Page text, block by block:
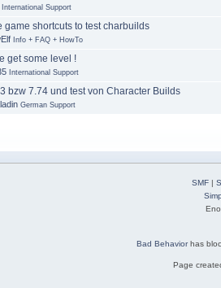
International Support
game shortcuts to test charbuilds
Info + FAQ + HowTo
get some level !
International Support
bzw 7.74 und test von Character Builds
German Support
SMF|
Bad Behaviorhas
Page